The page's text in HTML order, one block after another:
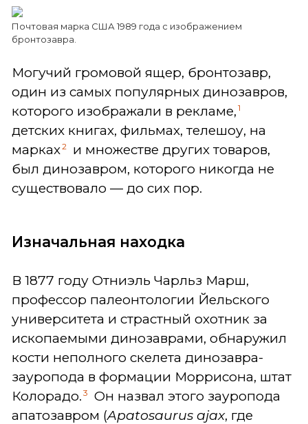
Почтовая марка США 1989 года с изображением
бронтозавра.
Могучий громовой ящер, бронтозавр,
один из самых популярных динозавров,
которого изображали в рекламе, 1
детских книгах, фильмах, телешоу, на
марках2
и множестве других товаров,
был динозавром, которого никогда не
существовало — до сих пор.
Изначальная находка
В 1877 году Отниэль Чарльз Марш,
профессор палеонтологии Йельского
университета и страстный охотник за
ископаемыми динозаврами, обнаружил
кости неполного скелета динозавра-
зауропода в формации Моррисона, штат
Колорадо. 3
Он назвал этого зауропода
апатозавром (Apatosaurus ajax, где